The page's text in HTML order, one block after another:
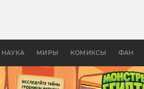
НАУКА МИРЫ КОМИКСЫ ФАН
«Властелина колец»